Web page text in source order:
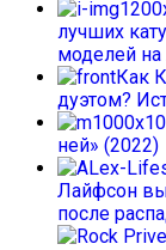
лучших
моделей
Как
дуэтом?
ней» (2022)
Лайфсон
после